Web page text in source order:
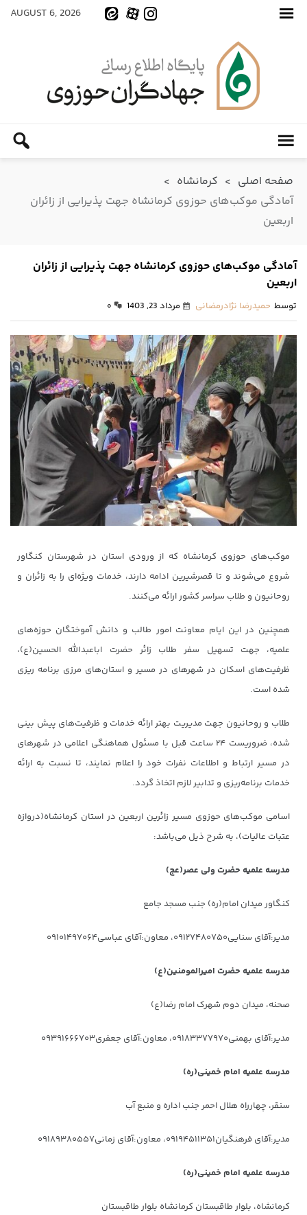
AUGUST 6, 2026
صفحه اصلی > کرمانشاه >
آمادگی موکب‌های حوزوی کرمانشاه جهت پذیرایی از زائران
اربعین
آمادگی موکب‌های حوزوی کرمانشاه جهت پذیرایی از زائران
اربعین
توسط حمیدرضا نژادرمضانی مرداد 23, 1403 ۰
موکب‌های حوزوی کرمانشاه که از ورودی استان در شهرستان کنگاور
شروع می‌شوند و تا قصرشیرین ادامه دارند، خدمات ویژه‌ای را به زائران و
روحانیون و طلاب سراسر کشور ارائه می‌کنند.
همچنین در این ایام معاونت امور طالب و دانش آموختگان حوزه‌های
علمیه، جهت تسهیل سفر طلاب زائر حضرت اباعبدالله الحسین(ع)،
ظرفیت‌های اسکان در شهرهای در مسیر و استان‌های مرزی برنامه ریزی
شده است.
طلاب و روحانیون جهت مدیریت بهتر ارائه خدمات و ظرفیت‌های پیش بینی
شده، ضروریست ۲۴ ساعت قبل با مسئول هماهنگی اعلامی در شهرهای
در مسیر ارتباط و اطلاعات نفرات خود را اعلام نمایند، تا نسبت به ارائه
خدمات برنامه‌ریزی و تدابیر لازم اتخاذ گردد.
اسامی موکب‌های حوزوی مسیر زائرین اربعین در استان کرمانشاه(دروازه
عتبات عالیات)، به شرح ذیل می‌باشد:
مدرسه علمیه حضرت ولی عصر(عج)
کنگاور میدان امام(ره) جنب مسجد جامع
مدیر:آقای سنایی۰۹۱۲۷۴۸۰۷۵۰، معاون:آقای عباسی۰۹۱۰۱۴۹۷۰۶۴
مدرسه علمیه حضرت امیرالمومنین(ع)
صحنه، میدان دوم شهرک امام رضا(ع)
مدیر:آقای بهمنی۰۹۱۸۳۳۷۷۹۷۰، معاون:آقای جعفری۰۹۳۹۱۶۶۶۷۰۳
مدرسه علمیه امام خمینی(ره)
سنقر، چهارراه هلال احمر جنب اداره و منبع آب
مدیر:آقای فرهنگیان۰۹۱۹۴۵۱۱۳۵۱، معاون:آقای زمانی۰۹۱۸۹۳۸۰۵۵۷
مدرسه علمیه امام خمینی(ره)
کرمانشاه، بلوار طاقبستان کرمانشاه بلوار طاقبستان